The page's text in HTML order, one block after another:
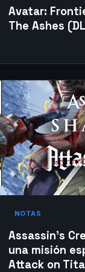
Avatar:
The Ashes
NOTAS
Assassin’s
una misión
Attack on